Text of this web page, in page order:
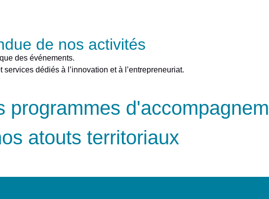
de nos activités
des événements.
dédiés à l’innovation et à l’entrepreneuriat.
programmes
atouts territoriaux